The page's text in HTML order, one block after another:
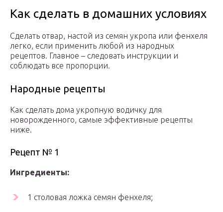
Как сделать в домашних условиях
Сделать отвар, настой из семян укропа или фенхеля
легко, если применить любой из народных
рецептов. Главное – следовать инструкции и
соблюдать все пропорции.
Народные рецепты
Как сделать дома укропную водичку для
новорожденного, самые эффективные рецепты
ниже.
Рецепт № 1
Ингредиенты:
1 столовая ложка семян фенхеля;